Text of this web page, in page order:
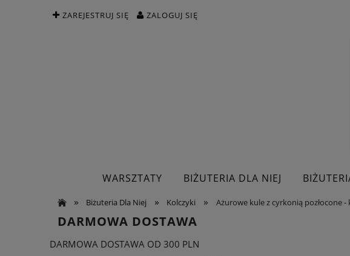
ZAREJESTRUJ SIĘ ZALOGUJ SIĘ
WARSZTATY BIŻUTERIA DLA NIEJ
» Biżuteria Dla Niej » Kolczyki » Ażurowe kule z cyrkonią pozłocone
DARMOWA DOSTAWA
DARMOWA DOSTAWA OD 300 PLN